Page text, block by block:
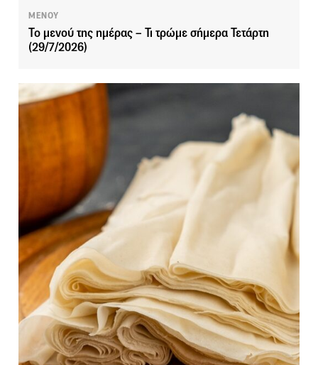
ΜΕΝΟΥ
Το μενού της ημέρας – Τι τρώμε σήμερα Τετάρτη
(29/7/2026)